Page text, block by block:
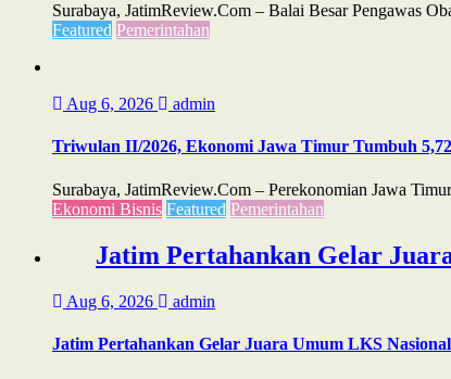
Surabaya, JatimReview.Com – Balai Besar Pengawas
Featured Pemerintahan
Aug 6, 2026 admin
Triwulan II/2026, Ekonomi Jawa Timur Tumbuh
Surabaya, JatimReview.Com – Perekonomian Jawa
Ekonomi Bisnis Featured Pemerintahan
Jatim Pertahankan Gelar
Aug 6, 2026 admin
Jatim Pertahankan Gelar Juara Umum LKS